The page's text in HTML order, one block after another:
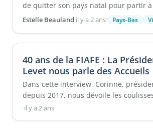
de quitter son pays natal pour partir
d'une meilleure ...
Estelle Beauland·il y a 2 ans· Pays-Bas
40 ans de la FIAFE : La
Levet nous parle des Accueils
Dans cette interview, Corinne,
depuis 2017, nous dévoile les
l'expatriation et l'importance ...
·il y a 2 ans·